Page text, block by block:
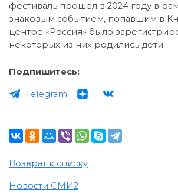
фестиваль прошел в 2024 году в
знаковым событием, попавшим в
центре «Россия» было
некоторых из них родились дети.
Подпишитесь:
Telegram
Возврат к списку
Новости СМИ2